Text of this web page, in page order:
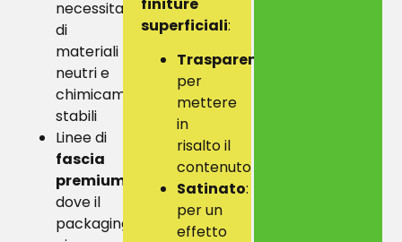
necessitano
di
materiali
neutri e
chimicamente
stabili
Linee di
fascia
premium
dove il
packaging
superficiali:
Trasparente
per
mettere
in
risalto il
contenuto
Satinato:
per un
effetto